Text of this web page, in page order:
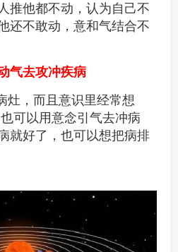
推他都不动，认为自己不
还不敢动，意和气结合不
气去攻冲疾病
灶，而且意识里经常想
可以用意念引气去冲病
就好了，也可以想把病排